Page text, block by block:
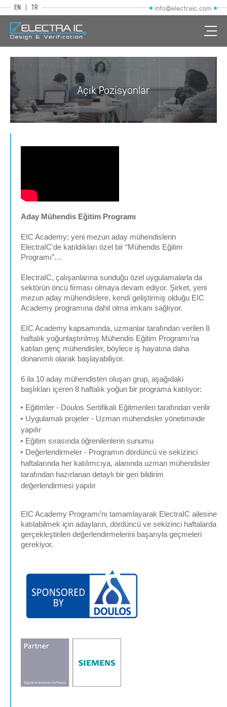
EN TR info@electraic.com
Açık Pozisyonlar
Aday Mühendis Eğitim Programı
EIC Academy; yeni mezun aday mühendislerin
ElectraIC'de katıldıkları özel bir “Mühendis Eğitim
Programı”…
ElectraIC, çalışanlarına sunduğu özel uygulamalarla da
sektörün öncü firması olmaya devam ediyor. Şirket, yeni
mezun aday mühendislere, kendi geliştirmiş olduğu EIC
Academy programına dahil olma imkanı sağlıyor.
EIC Academy kapsamında, uzmanlar tarafından verilen 8
haftalık yoğunlaştırılmış Mühendis Eğitim Programı’na
katılan genç mühendisler, böylece iş hayatına daha
donanımlı olarak başlayabiliyor.
6 ila 10 aday mühendisten oluşan grup, aşağıdaki
başlıkları içeren 8 haftalık yoğun bir programa katılıyor:
Eğitimler - Doulos Sertifikalı Eğitmenleri tarafından verilir
Uygulamalı projeler - Uzman mühendisler yönetiminde
yapılır
Eğitim sırasında öğrenilenlerin sunumu
Değerlendirmeler - Programın dördüncü ve sekizinci
haftalarında her katılımcıya, alanında uzman mühendisler
tarafından hazırlanan detaylı bir geri bildirim
değerlendirmesi yapılır
EIC Academy Programı’nı tamamlayarak ElectraIC ailesine
katılabilmek için adayların, dördüncü ve sekizinci haftalarda
gerçekleştirilen değerlendirmelerini başarıyla geçmeleri
gerekiyor.